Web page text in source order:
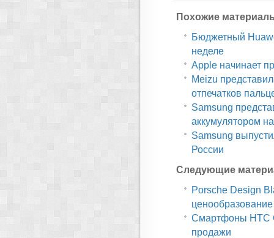
Похожие
Бюджетный
неделе
Apple начинает
Meizu
отпечатков
Samsung
аккумулятором
Samsung
России
Следующие
Porsche Design
ценообразование
Смартфоны HTC
продажи